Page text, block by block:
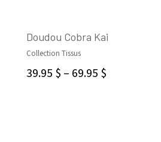
Doudou Cobra Kai
Collection Tissus
39.95 $ – 69.95 $